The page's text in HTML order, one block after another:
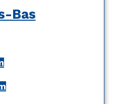
Bas